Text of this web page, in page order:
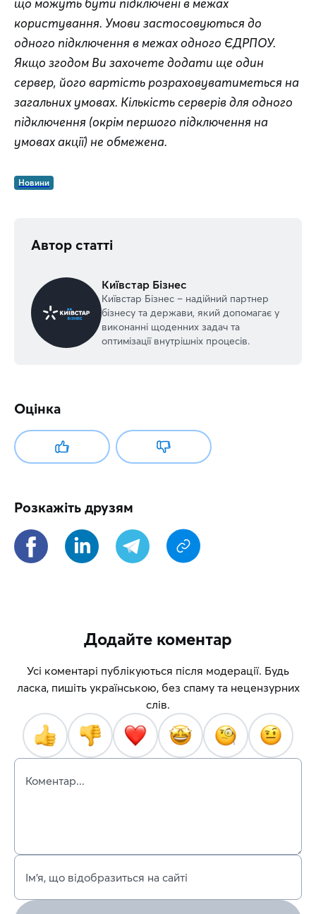
що можуть бути підключені в межах
користування. Умови застосовуються до
одного підключення в межах одного ЄДРПОУ.
Якщо згодом Ви захочете додати ще один
сервер, його вартість розраховуватиметься на
загальних умовах. Кількість серверів для одного
підключення (окрім першого підключення на
умовах акції) не обмежена.
Новини
Автор статті
Київстар Бізнес
Київстар Бізнес – надійний партнер
бізнесу та держави, який допомагає у
виконанні щоденних задач та
оптимізації внутрішніх процесів.
Оцінка
Розкажіть друзям
Додайте коментар
Усі коментарі публікуються після модерації. Будь
ласка, пишіть українською, без спаму та нецензурних
слів.
Коментар...
Ім’я, що відобразиться на сайті